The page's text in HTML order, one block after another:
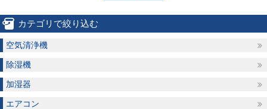
カテゴリで絞り込む
空気清浄機
除湿機
加湿器
エアコン